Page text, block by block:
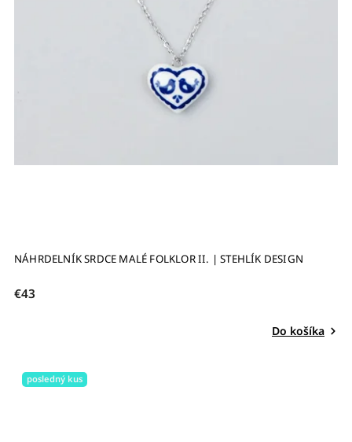
NÁHRDELNÍK SRDCE MALÉ FOLKLOR II. | STEHLÍK DESIGN
€43
Do košíka
posledný kus